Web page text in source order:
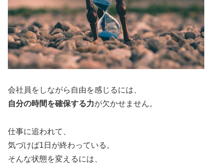
会社員をしながら自由を感じるには、
自分の時間を確保する力が欠かせません。
仕事に追われて、
気づけば1日が終わっている。
そんな状態を変えるには、